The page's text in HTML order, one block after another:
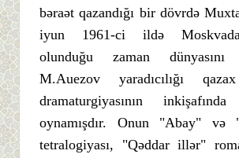
bəraət qazandığı bir dövrdə
iyun 1961-ci ildə
olunduğu zaman dünyasını
M.Auezov yaradıcılığı
dramaturgiyasının
oynamışdır. Onun "Abay" və
tetralogiyası, "Qəddar illər"